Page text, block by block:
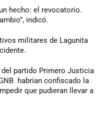
hecho: el revocatorio.
indicó.
militares de Lagunita
partido Primero Justicia
habrían confiscado la
que pudieran llevar a